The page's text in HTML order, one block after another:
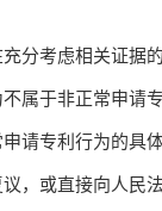
考虑相关证据
属于非正常申请
请专利行为的具
，或直接向人民